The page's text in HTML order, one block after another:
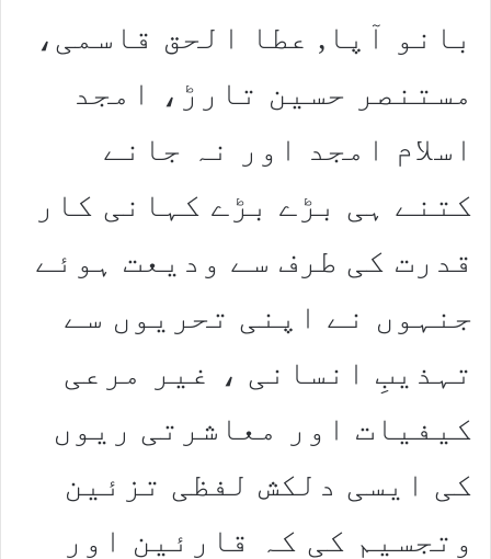
بانو آپا, عطا الحق قاسمی،
مستنصر حسین تارڑ، امجد
اسلام امجد اور نہ جانے
کتنے ہی بڑے بڑے کہانی کار
قدرت کی طرف سے ودیعت ہوئے
جنہوں نے اپنی تحریوں سے
تہذیبِ انسانی ، غیر مرعی
کیفیات اور معاشرتی ریوں
کی ایسی دلکش لفظی تزئین
وتجسیم کی کہ قارئین اور